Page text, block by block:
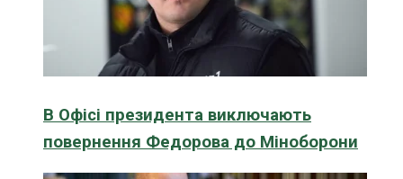
В Офісі президента виключають
повернення Федорова до Міноборони